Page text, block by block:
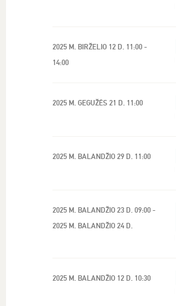
2025 M. BIRŽELIO 12 D. 11:00 -
14:00
2025 M. GEGUŽĖS 21 D. 11:00
2025 M. BALANDŽIO 29 D. 11:00
2025 M. BALANDŽIO 23 D. 09:00 -
2025 M. BALANDŽIO 24 D.
2025 M. BALANDŽIO 12 D. 10:30